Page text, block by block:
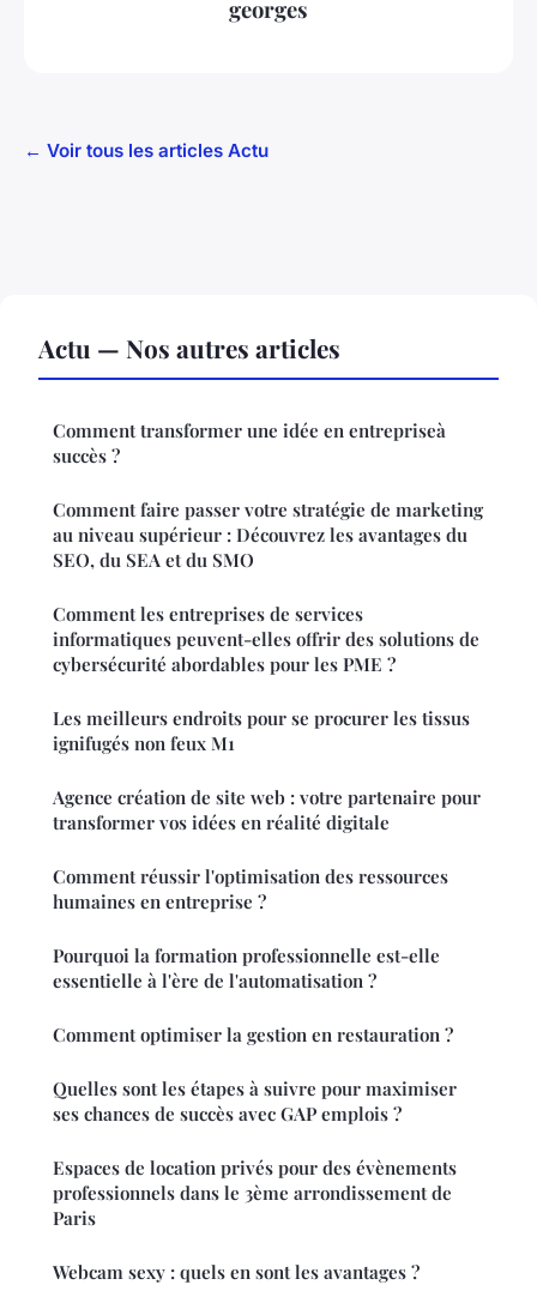
georges
← Voir tous les articles Actu
Actu — Nos autres articles
Comment transformer une idée en entrepriseà
succès ?
Comment faire passer votre stratégie de marketing
au niveau supérieur : Découvrez les avantages du
SEO, du SEA et du SMO
Comment les entreprises de services
informatiques peuvent-elles offrir des solutions de
cybersécurité abordables pour les PME ?
Les meilleurs endroits pour se procurer les tissus
ignifugés non feux M1
Agence création de site web : votre partenaire pour
transformer vos idées en réalité digitale
Comment réussir l'optimisation des ressources
humaines en entreprise ?
Pourquoi la formation professionnelle est-elle
essentielle à l'ère de l'automatisation ?
Comment optimiser la gestion en restauration ?
Quelles sont les étapes à suivre pour maximiser
ses chances de succès avec GAP emplois ?
Espaces de location privés pour des évènements
professionnels dans le 3ème arrondissement de
Paris
Webcam sexy : quels en sont les avantages ?